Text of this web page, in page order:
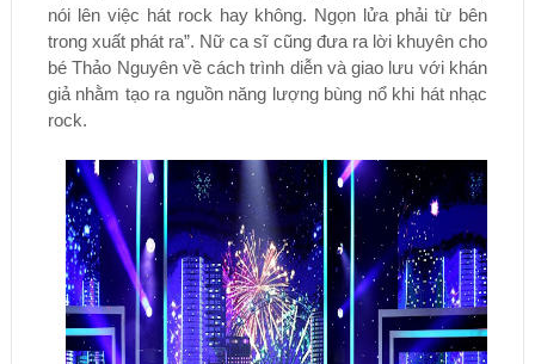
nói lên việc hát rock hay không. Ngọn lửa phải từ bên
trong xuất phát ra”. Nữ ca sĩ cũng đưa ra lời khuyên cho
bé Thảo Nguyên về cách trình diễn và giao lưu với khán
giả nhằm tạo ra nguồn năng lượng bùng nổ khi hát nhạc
rock.